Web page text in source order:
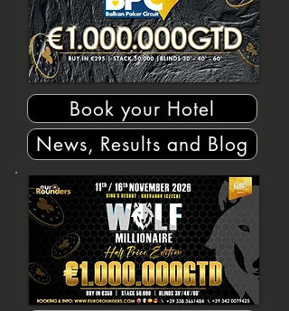
Book your Hotel
News, Results and Blog